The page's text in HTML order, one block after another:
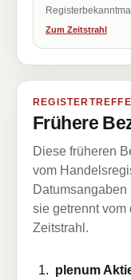
Zum Zeitstrahl
Frühere
Diese früheren
vom
sie getrennt vom
Zeitstrahl.
plenum